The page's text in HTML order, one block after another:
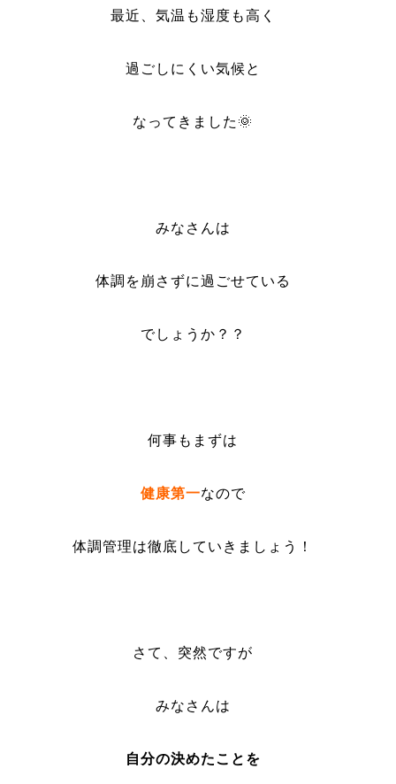
最近、気温も湿度も高く
過ごしにくい気候と
なってきました🌞
みなさんは
体調を崩さずに過ごせている
でしょうか？？
何事もまずは
健康第一なので
体調管理は徹底していきましょう！
さて、突然ですが
みなさんは
自分の決めたことを